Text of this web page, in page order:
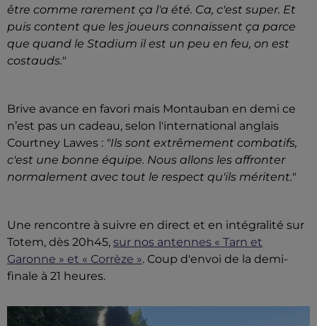
être comme rarement ça l'a été. Ca, c'est super. Et
puis content que les joueurs connaissent ça parce
que quand le Stadium il est un peu en feu, on est
costauds."
Brive avance en favori mais Montauban en demi ce
n’est pas un cadeau, selon l'international anglais
Courtney Lawes : "Ils sont extrêmement combatifs,
c'est une bonne équipe. Nous allons les affronter
normalement avec tout le respect qu'ils méritent."
Une rencontre à suivre en direct et en intégralité sur
Totem, dès 20h45, sur nos antennes « Tarn et
Garonne » et « Corrèze ». Coup d'envoi de la demi-
finale à 21 heures.